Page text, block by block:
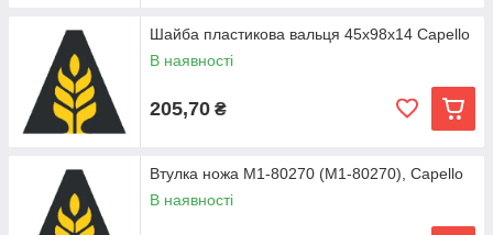
Шайба пластикова вальця 45x98x14 Capello
В наявності
205,70 ₴
Втулка ножа M1-80270 (М1-80270), Capello
В наявності